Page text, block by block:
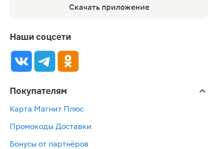
Скачать приложение
Наши соцсети
Покупателям
Карта Магнит Плюс
Промокоды Доставки
Бонусы от партнёров